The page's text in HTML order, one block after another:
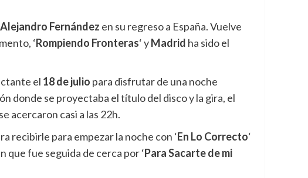
Alejandro Fernández en su regreso a España.Vuelve
‘Rompiendo Fronteras‘ yMadrid ha sido el
el 18 de julio para disfrutar de una noche
donde se proyectaba el título del disco y la gira, el
acercaron casi a las 22h.
recibirle para empezar la noche con ‘En Lo Correcto‘
que fue seguida de cerca por ‘Para Sacarte de mi